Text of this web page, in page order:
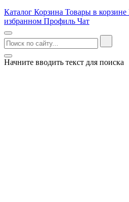
Каталог Корзина Товары в корзине
избранном Профиль Чат
Начните вводить текст для поиска